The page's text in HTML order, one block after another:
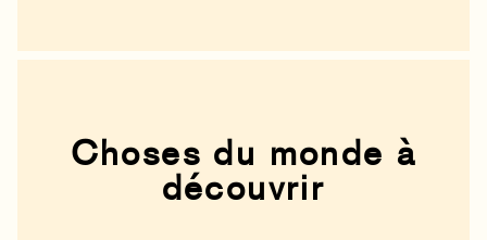
Choses du monde à
découvrir